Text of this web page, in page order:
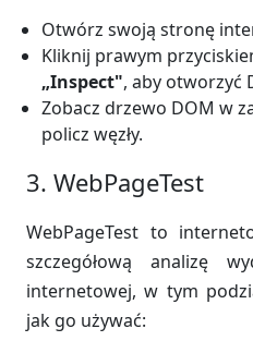
Otwórz swoją stronę
Kliknij prawym
„Inspect", aby otworzyć
Zobacz drzewo DOM w
policz węzły.
3. WebPageTest
WebPageTest to
szczegółową analizę
internetowej, w tym
jak go używać: